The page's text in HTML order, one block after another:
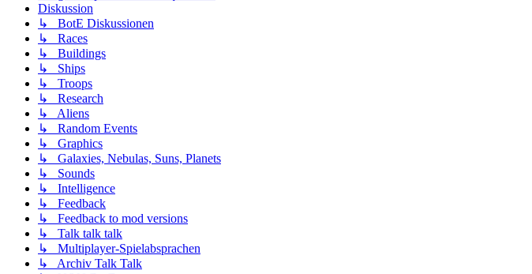
Diskussion
↳ BotE Diskussionen
↳ Races
↳ Buildings
↳ Ships
↳ Troops
↳ Research
↳ Aliens
↳ Random Events
↳ Graphics
↳ Galaxies, Nebulas, Suns, Planets
↳ Sounds
↳ Intelligence
↳ Feedback
↳ Feedback to mod versions
↳ Talk talk talk
↳ Multiplayer-Spielabsprachen
↳ Archiv Talk Talk